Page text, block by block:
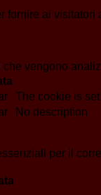
fornire ai
vengono
The cookie is
No description
per il